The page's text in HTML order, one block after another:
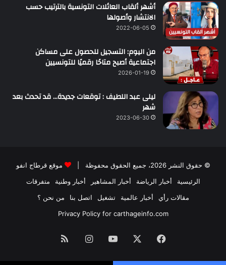
أشهر ألقاب العائلات التونسية بالترتيب حسب
الانتشار وأصولها
2022-06-05
من اليوم: التسجيل للحصول على مساكن
اجتماعية أصبح متاحًا رقميًا للتونسيين
2026-01-19
ليلى عبد اللطيف : توقعات جديدة… قد تحدث بعد
شهر
2023-06-30
© حقوق النشر 2026، جميع الحقوق محفوظة |
موقع قرطاج انفو
الرئيسية
أخبار الرياضة أخبار المشاهير أخبار وطنية
متفرقات
مقالات رأي
أخبار عالمية تشغيل اتصل بنا
من نحن ؟
Privacy Policy for carthageinfo.com
فيسبوك ‫YouTubeانستقرام
الموقع